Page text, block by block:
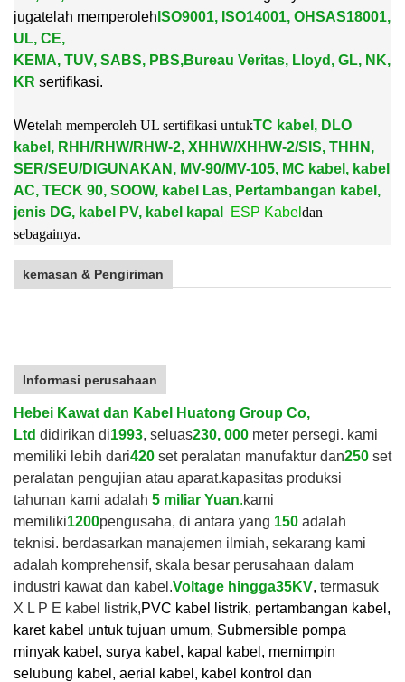
jugatelah memperoleh ISO9001, ISO14001, OHSAS18001,
UL, CE,
KEMA, TUV, SABS, PBS,Bureau Veritas, Lloyd, GL, NK,
KR sertifikasi.
Wetelah memperoleh UL sertifikasi untukTC kabel, DLO
kabel, RHH/RHW/RHW-2, XHHW/XHHW-2/SIS, THHN,
SER/SEU/DIGUNAKAN, MV-90/MV-105, MC kabel, kabel
AC, TECK 90, SOOW, kabel Las, Pertambangan kabel,
jenis DG, kabel PV, kabel kapal
ESP Kabel dan
sebagainya.
kemasan & Pengiriman
Informasi perusahaan
Hebei Kawat dan Kabel Huatong Group Co,
Ltd didirikan di1993, seluas230, 000 meter persegi. kami
memiliki lebih dari420 set peralatan manufaktur dan250 set
peralatan pengujian atau aparat.kapasitas produksi
tahunan kami adalah 5 miliar Yuan.kami
memiliki1200pengusaha, di antara yang 150 adalah
teknisi. berdasarkan manajemen ilmiah, sekarang kami
adalah komprehensif, skala besar perusahaan dalam
industri kawat dan kabel.Voltage hingga35KV, termasuk
X L P E kabel listrik,PVC kabel listrik, pertambangan kabel,
karet kabel untuk tujuan umum, Submersible pompa
minyak kabel, surya kabel, kapal kabel, memimpin
selubung kabel, aerial kabel, kabel kontrol dan